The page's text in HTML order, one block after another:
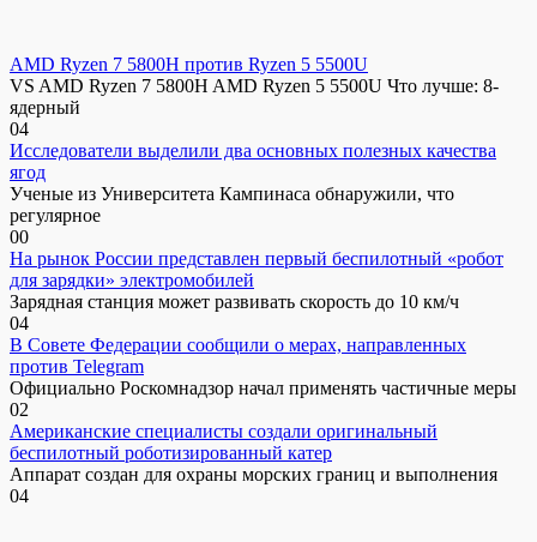
AMD Ryzen 7 5800H против Ryzen 5 5500U
VS AMD Ryzen 7 5800H AMD Ryzen 5 5500U Что лучше: 8-
ядерный
04
Исследователи выделили два основных полезных качества
ягод
Ученые из Университета Кампинаса обнаружили, что
регулярное
00
На рынок России представлен первый беспилотный «робот
для зарядки» электромобилей
Зарядная станция может развивать скорость до 10 км/ч
04
В Совете Федерации сообщили о мерах, направленных
против Telegram
Официально Роскомнадзор начал применять частичные меры
02
Американские специалисты создали оригинальный
беспилотный роботизированный катер
Аппарат создан для охраны морских границ и выполнения
04